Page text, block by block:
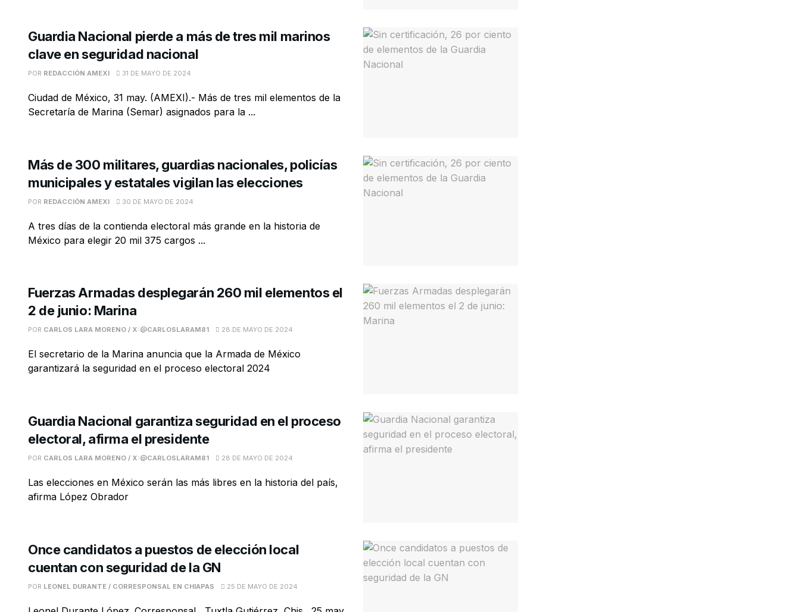
Guardia Nacional pierde a más de tres mil marinos
clave en seguridad nacional
POR REDACCIÓN AMEXI 31 DE MAYO DE 2024
Ciudad de México, 31 may. (AMEXI).- Más de tres mil elementos de la
Secretaría de Marina (Semar) asignados para la ...
Más de 300 militares, guardias nacionales, policías
municipales y estatales vigilan las elecciones
POR REDACCIÓN AMEXI 30 DE MAYO DE 2024
A tres días de la contienda electoral más grande en la historia de
México para elegir 20 mil 375 cargos ...
Fuerzas Armadas desplegarán 260 mil elementos el
2 de junio: Marina
POR CARLOS LARA MORENO / X:@CARLOSLARAM81 28 DE MAYO DE 2024
El secretario de la Marina anuncia que la Armada de México
garantizará la seguridad en el proceso electoral 2024
Guardia Nacional garantiza seguridad en el proceso
electoral, afirma el presidente
POR CARLOS LARA MORENO / X:@CARLOSLARAM81 28 DE MAYO DE 2024
Las elecciones en México serán las más libres en la historia del país,
afirma López Obrador
Once candidatos a puestos de elección local
cuentan con seguridad de la GN
POR LEONEL DURANTE / CORRESPONSAL EN CHIAPAS 25 DE MAYO DE 2024